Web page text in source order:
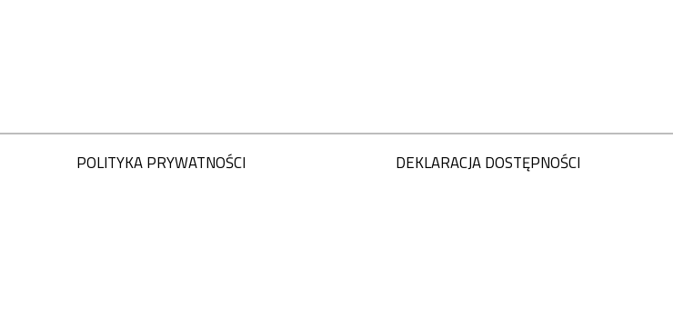
DEKLARACJA DOSTĘPNOŚCI
POLITYKA PRYWATNOŚCI